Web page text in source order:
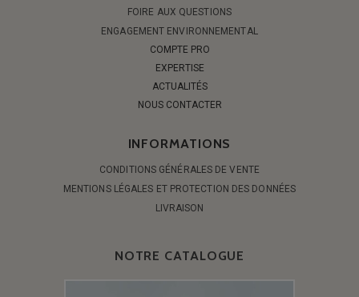
FOIRE AUX QUESTIONS
ENGAGEMENT ENVIRONNEMENTAL
COMPTE PRO
EXPERTISE
ACTUALITÉS
NOUS CONTACTER
INFORMATIONS
CONDITIONS GÉNÉRALES DE VENTE
MENTIONS LÉGALES ET PROTECTION DES DONNÉES
LIVRAISON
NOTRE CATALOGUE